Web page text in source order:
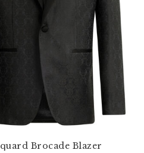
Brocade Blazer